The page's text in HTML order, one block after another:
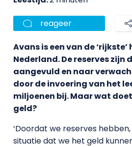
reageer
Avans is een van de
Nederland. De reserves zijn
aangevuld en naar
door de invoering van het
miljoenen bij. Maar wat
geld?
‘Doordat we reserves
situatie dat we het geld